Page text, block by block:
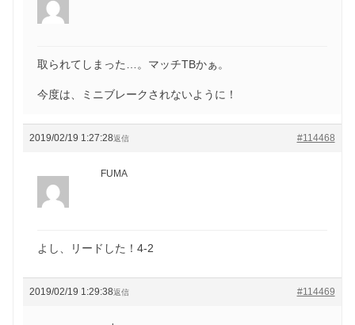
取られてしまった…。マッチTBかぁ。
今度は、ミニブレークされないように！
2019/02/19 1:27:28 #114468
返信
FUMA
よし、リードした！4-2
2019/02/19 1:29:38 #114469
返信